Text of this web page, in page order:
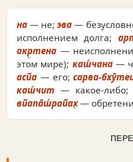
на — не;эва —
исполнением долга;
акр̣тена —
этом мире); каш́чана—
асйа — его;сарва-
каш́чит — какое-либо;
вйапа̄ш́райах̣—